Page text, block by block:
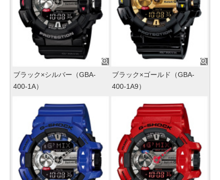
ブラック×シルバー（GBA-
400-1A）
ブラック×ゴールド（GBA-
400-1A9）